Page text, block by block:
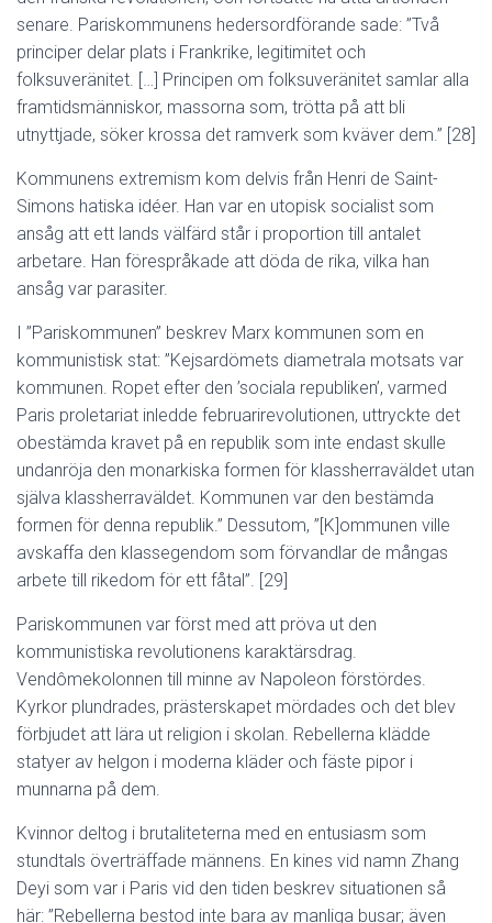
senare. Pariskommunens hedersordförande sade: ”Två
principer delar plats i Frankrike, legitimitet och
folksuveränitet. […] Principen om folksuveränitet samlar alla
framtidsmänniskor, massorna som, trötta på att bli
utnyttjade, söker krossa det ramverk som kväver dem.” [28]
Kommunens extremism kom delvis från Henri de Saint-
Simons hatiska idéer. Han var en utopisk socialist som
ansåg att ett lands välfärd står i proportion till antalet
arbetare. Han förespråkade att döda de rika, vilka han
ansåg var parasiter.
I ”Pariskommunen” beskrev Marx kommunen som en
kommunistisk stat: ”Kejsardömets diametrala motsats var
kommunen. Ropet efter den ’sociala republiken’, varmed
Paris proletariat inledde februarirevolutionen, uttryckte det
obestämda kravet på en republik som inte endast skulle
undanröja den monarkiska formen för klassherraväldet utan
själva klassherraväldet. Kommunen var den bestämda
formen för denna republik.” Dessutom, ”[K]ommunen ville
avskaffa den klassegendom som förvandlar de mångas
arbete till rikedom för ett fåtal”. [29]
Pariskommunen var först med att pröva ut den
kommunistiska revolutionens karaktärsdrag.
Vendômekolonnen till minne av Napoleon förstördes.
Kyrkor plundrades, prästerskapet mördades och det blev
förbjudet att lära ut religion i skolan. Rebellerna klädde
statyer av helgon i moderna kläder och fäste pipor i
munnarna på dem.
Kvinnor deltog i brutaliteterna med en entusiasm som
stundtals överträffade männens. En kines vid namn Zhang
Deyi som var i Paris vid den tiden beskrev situationen så
här: ”Rebellerna bestod inte bara av manliga busar; även